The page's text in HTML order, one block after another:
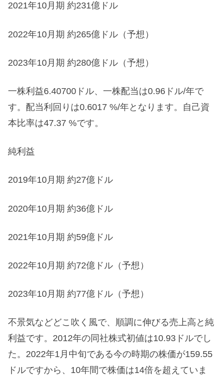
2021年10月期 約231億ドル
2022年10月期 約265億ドル（予想）
2023年10月期 約280億ドル（予想）
一株利益6.40700ドル、一株配当は0.96ドル/年で
す。配当利回りは0.6017 %/年となります。自己資
本比率は47.37 %です。
純利益
2019年10月期 約27億ドル
2020年10月期 約36億ドル
2021年10月期 約59億ドル
2022年10月期 約72億ドル（予想）
2023年10月期 約77億ドル（予想）
不景気などどこ吹く風で、順調に伸びる売上高と純
利益です。2012年の同社株式初値は10.93ドルでし
た。2022年1月中旬である今の時期の株価が159.55
ドルですから、10年間で株価は14倍を超えていま